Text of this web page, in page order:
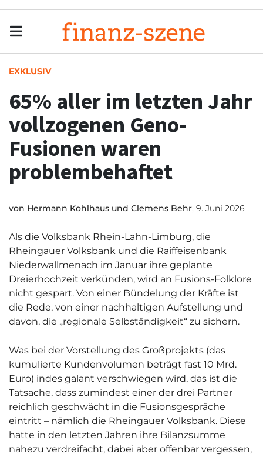
EXKLUSIV
65% aller im letzten Jahr
vollzogenen Geno-
Fusionen waren
problembehaftet
von Hermann Kohlhaus und Clemens Behr, 9. Juni 2026
Als die Volksbank Rhein-Lahn-Limburg, die
Rheingauer Volksbank und die Raiffeisenbank
Niederwallmenach im Januar ihre geplante
Dreierhochzeit verkünden, wird an Fusions-Folklore
nicht gespart. Von einer Bündelung der Kräfte ist
die Rede, von einer nachhaltigen Aufstellung und
davon, die „regionale Selbständigkeit“ zu sichern.
Was bei der Vorstellung des Großprojekts (das
kumulierte Kundenvolumen beträgt fast 10 Mrd.
Euro) indes galant verschwiegen wird, das ist die
Tatsache, dass zumindest einer der drei Partner
reichlich geschwächt in die Fusionsgespräche
eintritt – nämlich die Rheingauer Volksbank. Diese
hatte in den letzten Jahren ihre Bilanzsumme
nahezu verdreifacht, dabei aber offenbar vergessen,